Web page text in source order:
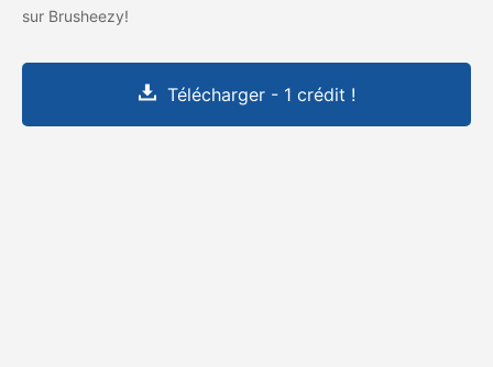
sur Brusheezy!
Télécharger - 1 crédit !